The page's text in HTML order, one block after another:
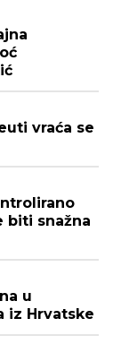
vraća se
biti snažna
u
iz Hrvatske